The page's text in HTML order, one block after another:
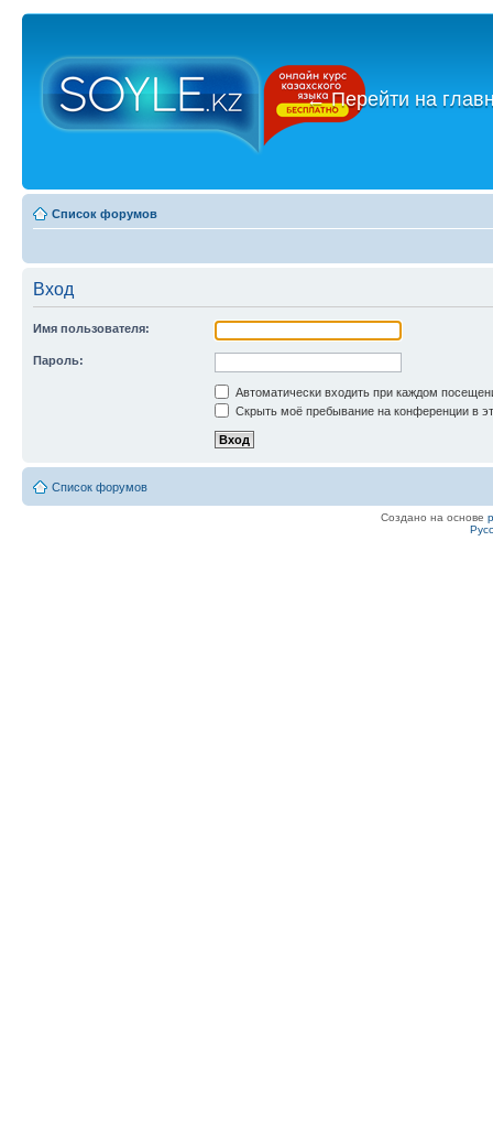
←Перейти на
Список форумов
Вход
Имя пользователя:
Пароль:
Автоматически входить при каждом
Скрыть моё пребывание на конференции в
Список форумов
Создано на основе